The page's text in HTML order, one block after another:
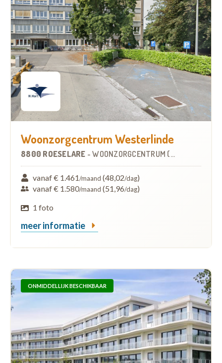
Woonzorgcentrum Westerlinde
8800 ROESELARE -WOONZORGCENTRUM (WZC)
vanaf € 1.461/maand (48,02/dag)
vanaf € 1.580/maand (51,96/dag)
1 foto
meer informatie
ONMIDDELLIJK BESCHIKBAAR